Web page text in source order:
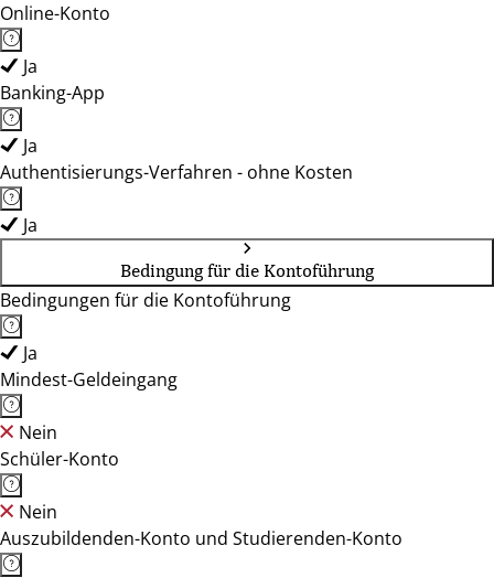
Online-Konto
Ja
Banking-App
Ja
Authentisierungs-Verfahren - ohne Kosten
Ja
Bedingung für die Kontoführung
Bedingungen für die Kontoführung
Ja
Mindest-Geldeingang
Nein
Schüler-Konto
Nein
Auszubildenden-Konto und Studierenden-Konto